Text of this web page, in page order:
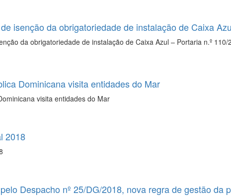
isenção da obrigatoriedade de instalação de Caixa
da obrigatoriedade de instalação de Caixa Azul – Portaria n.º 110/
Dominicana visita entidades do Mar
visita entidades do Mar
2018
Despacho nº 25/DG/2018, nova regra de gestão da